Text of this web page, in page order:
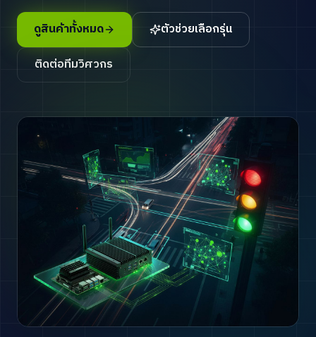
ดูสินค้าทั้งหมด
ตัวช่วยเลือกรุ่น
ติดต่อทีมวิศวกร